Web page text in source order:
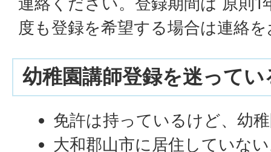
度も登録を希望する場合は連絡
幼稚園講師登録を迷って
免許は持っているけど、幼
大和郡山市に居住していな